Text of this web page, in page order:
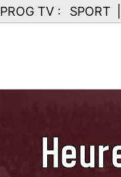
PROG TV : SPORT